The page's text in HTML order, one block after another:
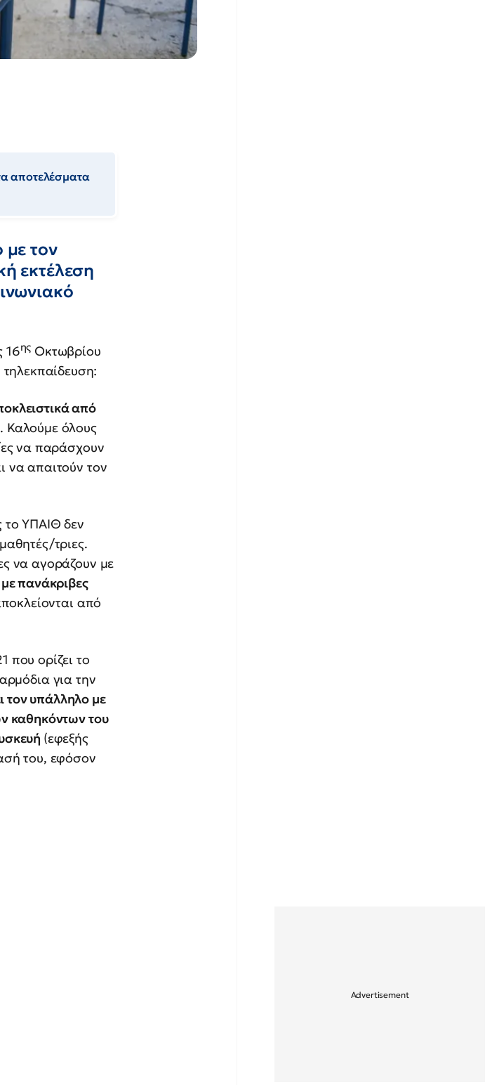
αποτελέσματα
τον
εκτέλεση
16ης Οκτωβρίου
από
Καλούμε όλους
ες να παράσχουν
να απαιτούν τον
το ΥΠΑΙΘ δεν
τριες.
να αγοράζουν με
πανάκριβες
από
ορίζει το
για την
τον υπάλληλο με
καθηκόντων του
(εφεξής
του, εφόσον